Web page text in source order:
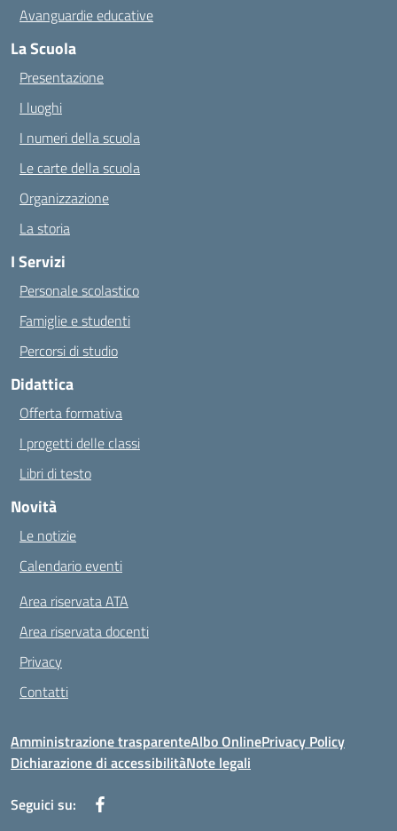
Avanguardie educative
La Scuola
Presentazione
I luoghi
I numeri della scuola
Le carte della scuola
Organizzazione
La storia
I Servizi
Personale scolastico
Famiglie e studenti
Percorsi di studio
Didattica
Offerta formativa
I progetti delle classi
Libri di testo
Novità
Le notizie
Calendario eventi
Area riservata ATA
Area riservata docenti
Privacy
Contatti
Amministrazione trasparenteAlbo OnlinePrivacy Policy
Dichiarazione di accessibilitàNote legali
Seguici su: